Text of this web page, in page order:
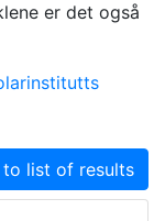
er det også
to list of results